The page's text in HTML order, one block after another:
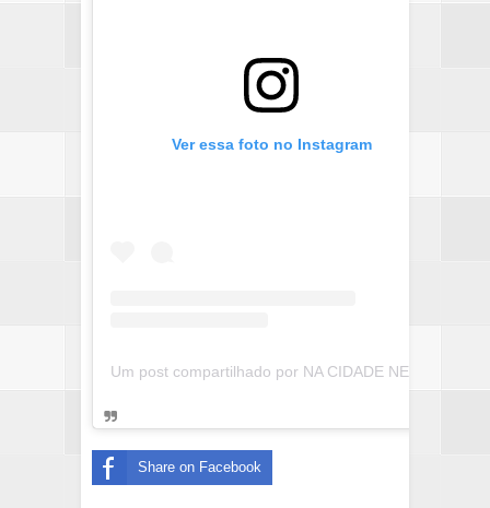
Ver essa foto no Instagram
Share on Facebook